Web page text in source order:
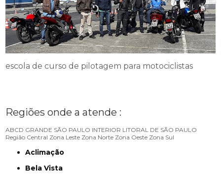
escola de curso de pilotagem para motociclistas
Regiões onde a atende :
ABCD GRANDE SÃO PAULO INTERIOR LITORAL DE SÃO PAULO
Região Central Zona Leste Zona Norte Zona Oeste Zona Sul
Aclimação
Bela Vista